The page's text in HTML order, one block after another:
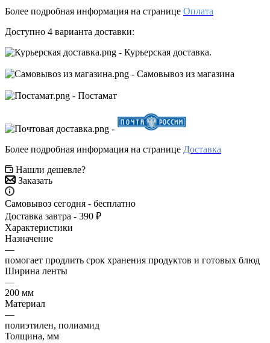
Более подробная информация на странице Оплата
Доступно 4 варианта доставки:
- Курьерская доставка.
- Самовывоз из магазина
- Постамат
-
Более подробная информация на странице Доставка
Нашли дешевле?
Заказать
Самовывоз сегодня - бесплатно
Доставка завтра - 390 ₽
Характеристики
Назначение
—
помогает продлить срок хранения продуктов и готовых блюд
Ширина ленты
—
200 мм
Материал
—
полиэтилен, полиамид
Толщина, мм